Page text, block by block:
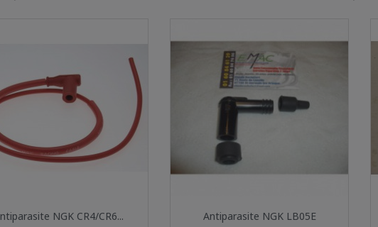
Aperçu rapide
NGK CR4/CR6...  Aperçu rapide
Antiparasite NGK LB05E